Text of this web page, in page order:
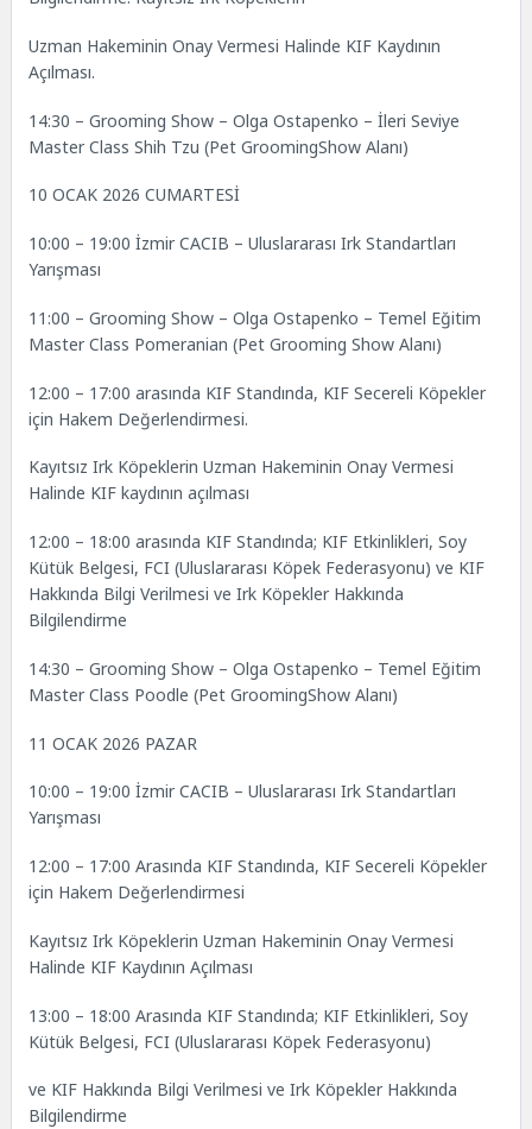
Uzman Hakeminin Onay Vermesi Halinde KIF Kaydının
Açılması.
14:30 – Grooming Show – Olga Ostapenko – İleri Seviye
Master Class Shih Tzu (Pet GroomingShow Alanı)
10 OCAK 2026 CUMARTESİ
10:00 – 19:00 İzmir CACIB – Uluslararası Irk Standartları
Yarışması
11:00 – Grooming Show – Olga Ostapenko – Temel Eğitim
Master Class Pomeranian (Pet Grooming Show Alanı)
12:00 – 17:00 arasında KIF Standında, KIF Secereli Köpekler
için Hakem Değerlendirmesi.
Kayıtsız Irk Köpeklerin Uzman Hakeminin Onay Vermesi
Halinde KIF kaydının açılması
12:00 – 18:00 arasında KIF Standında; KIF Etkinlikleri, Soy
Kütük Belgesi, FCI (Uluslararası Köpek Federasyonu) ve KIF
Hakkında Bilgi Verilmesi ve Irk Köpekler Hakkında
Bilgilendirme
14:30 – Grooming Show – Olga Ostapenko – Temel Eğitim
Master Class Poodle (Pet GroomingShow Alanı)
11 OCAK 2026 PAZAR
10:00 – 19:00 İzmir CACIB – Uluslararası Irk Standartları
Yarışması
12:00 – 17:00 Arasında KIF Standında, KIF Secereli Köpekler
için Hakem Değerlendirmesi
Kayıtsız Irk Köpeklerin Uzman Hakeminin Onay Vermesi
Halinde KIF Kaydının Açılması
13:00 – 18:00 Arasında KIF Standında; KIF Etkinlikleri, Soy
Kütük Belgesi, FCI (Uluslararası Köpek Federasyonu)
ve KIF Hakkında Bilgi Verilmesi ve Irk Köpekler Hakkında
Bilgilendirme